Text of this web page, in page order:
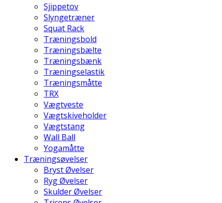
Sjippetov
Slyngetræner
Squat Rack
Træningsbold
Træningsbælte
Træningsbænk
Træningselastik
Træningsmåtte
TRX
Vægtveste
Vægtskiveholder
Vægtstang
Wall Ball
Yogamåtte
Træningsøvelser
Bryst Øvelser
Ryg Øvelser
Skulder Øvelser